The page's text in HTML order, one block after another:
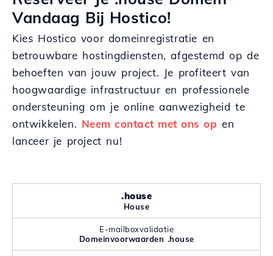
Vandaag Bij Hostico!
Kies Hostico voor domeinregistratie en
betrouwbare hostingdiensten, afgestemd op de
behoeften van jouw project. Je profiteert van
hoogwaardige infrastructuur en professionele
ondersteuning om je online aanwezigheid te
ontwikkelen. Neem contact met ons op en
lanceer je project nu!
.house
House
E-mailboxvalidatie
Domeinvoorwaarden .house